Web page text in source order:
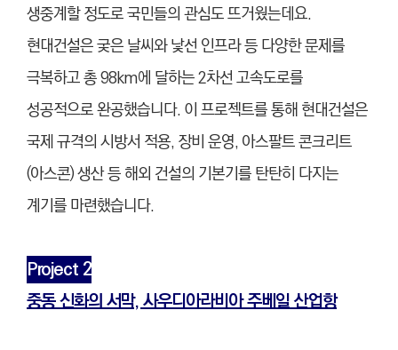
생중계할 정도로 국민들의 관심도 뜨거웠는데요.
현대건설은 궂은 날씨와 낯선 인프라 등 다양한 문제를
극복하고 총 98km에 달하는 2차선 고속도로를
성공적으로 완공했습니다. 이 프로젝트를 통해 현대건설은
국제 규격의 시방서 적용, 장비 운영, 아스팔트 콘크리트
(아스콘) 생산 등 해외 건설의 기본기를 탄탄히 다지는
계기를 마련했습니다.
Project 2
중동 신화의 서막, 사우디아라비아 주베일 산업항